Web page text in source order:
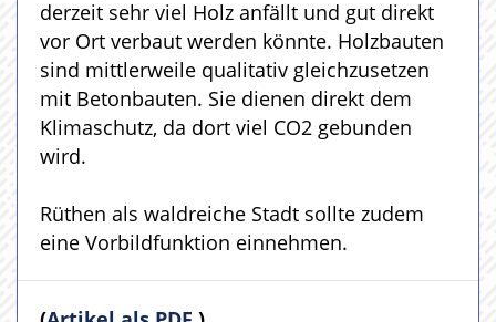
derzeit sehr viel Holz anfällt und gut direkt
vor Ort verbaut werden könnte. Holzbauten
sind mittlerweile qualitativ gleichzusetzen
mit Betonbauten. Sie dienen direkt dem
Klimaschutz, da dort viel CO2 gebunden
wird.
Rüthen als waldreiche Stadt sollte zudem
eine Vorbildfunktion einnehmen.